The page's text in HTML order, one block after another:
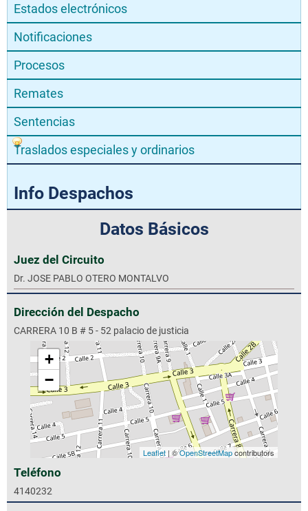
Estados electrónicos
Notificaciones
Procesos
Remates
Sentencias
Traslados especiales y ordinarios
Info Despachos
Datos Básicos
Juez del Circuito
Dr. JOSE PABLO OTERO MONTALVO
Dirección del Despacho
CARRERA 10 B # 5 - 52 palacio de justicia
+
−
Leaflet| ©OpenStreetMapcontributors
Teléfono
4140232